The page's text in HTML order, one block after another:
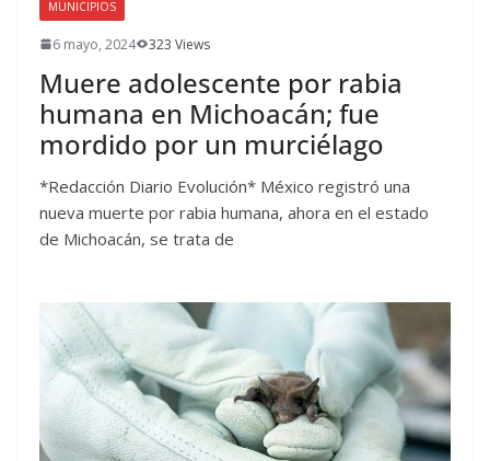
MUNICIPIOS
6 mayo, 2024 323 Views
Muere adolescente por rabia
humana en Michoacán; fue
mordido por un murciélago
*Redacción Diario Evolución* México registró una
nueva muerte por rabia humana, ahora en el estado
de Michoacán, se trata de